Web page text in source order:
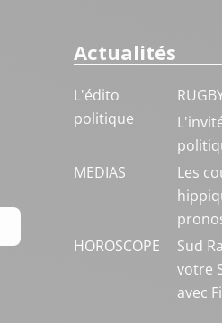
Actualités
L'édito
politique
MEDIAS
Les
HOROSCOPE
Sud
votre
avec